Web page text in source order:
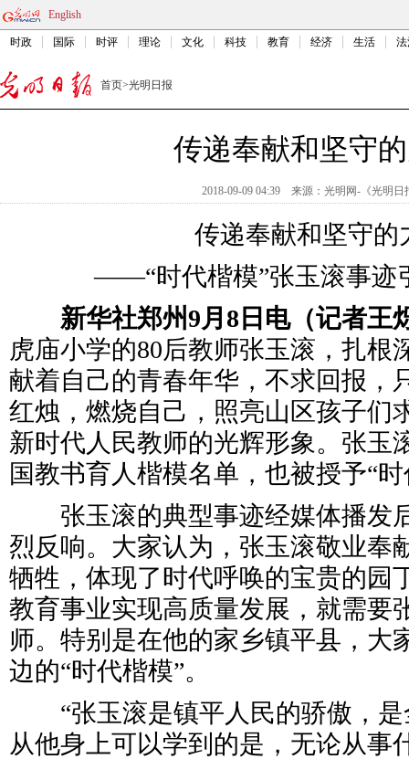
English
时政 国际 时评 理论 文化 科技 教育 经济 生活
首页>光明日报
传递奉献和坚守
2018-09-09 04:39 来源： 光明网-《光明日
传递奉献和坚守的
——“时代楷模”张玉滚事迹
新华社郑州9月8日电（记者王
虎庙小学的80后教师张玉滚，扎根
献着自己的青春年华，不求回报，
红烛，燃烧自己，照亮山区孩子们
新时代人民教师的光辉形象。张玉
国教书育人楷模名单，也被授予“
张玉滚的典型事迹经媒体播发
烈反响。大家认为，张玉滚敬业奉
牺牲，体现了时代呼唤的宝贵的园
教育事业实现高质量发展，就需要
师。特别是在他的家乡镇平县，大
边的“时代楷模”。
“张玉滚是镇平人民的骄傲，是
从他身上可以学到的是，无论从事